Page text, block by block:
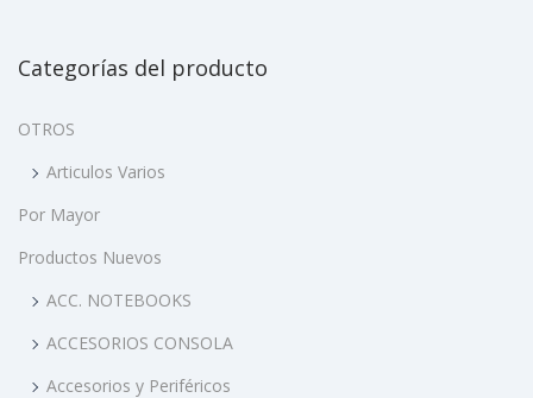
N
R
A
M
Categorías del producto
OTROS
Articulos Varios
Por Mayor
Productos Nuevos
ACC. NOTEBOOKS
ACCESORIOS CONSOLA
Accesorios y Periféricos